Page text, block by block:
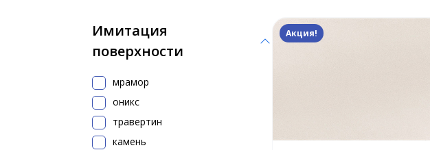
Имитация
поверхности
мрамор
оникс
травертин
камень
Акция!